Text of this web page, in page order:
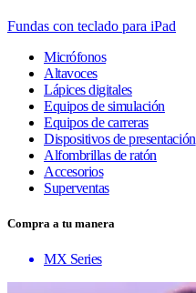
Fundas con teclado para iPad
Micrófonos
Altavoces
Lápices digitales
Equipos de simulación
Equipos de carreras
Dispositivos de presentación
Alfombrillas de ratón
Accesorios
Superventas
Compra a tu manera
MX Series